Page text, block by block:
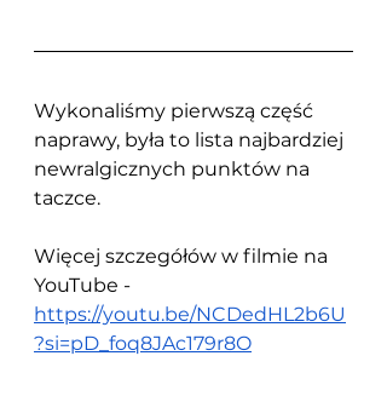
Wykonaliśmy pierwszą część
naprawy, była to lista najbardziej
newralgicznych punktów na
taczce.
Więcej szczegółów w filmie na
YouTube -
https://youtu.be/NCDedHL2b6U
?si=pD_foq8JAc179r8O